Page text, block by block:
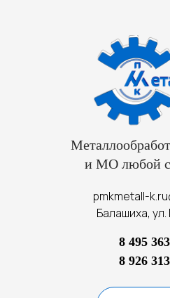
и МО любой
pmkmetall-
Балашиха, ул.
8 495
8 926